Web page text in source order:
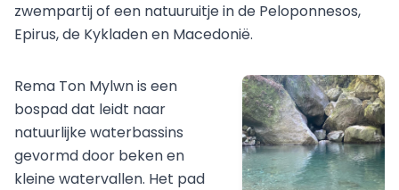
zwempartij of een natuuruitje in de Peloponnesos,
Epirus, de Kykladen en Macedonië.
Rema Ton Mylwn is een
bospad dat leidt naar
natuurlijke waterbassins
gevormd door beken en
kleine watervallen. Het pad